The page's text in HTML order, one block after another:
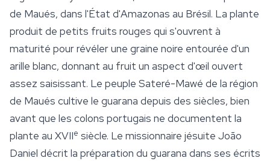
de Maués, dans l'État d'Amazonas au Brésil. La plante
produit de petits fruits rouges qui s'ouvrent à
maturité pour révéler une graine noire entourée d'un
arille blanc, donnant au fruit un aspect d'œil ouvert
assez saisissant. Le peuple Sateré-Mawé de la région
de Maués cultive le guarana depuis des siècles, bien
avant que les colons portugais ne documentent la
plante au XVIIe siècle. Le missionnaire jésuite João
Daniel décrit la préparation du guarana dans ses écrits